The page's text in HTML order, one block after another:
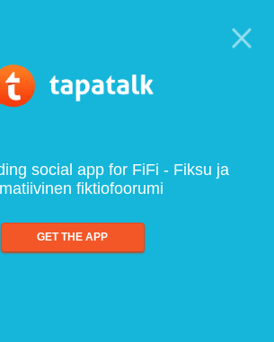
social app for FiFi - Fiksu ja
fiktiofoorumi
GET THE APP